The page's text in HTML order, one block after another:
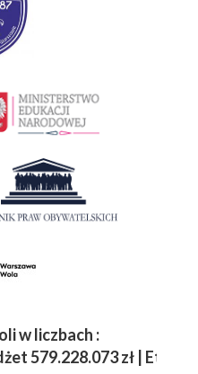
w liczbach :
579.228.073 zł | Etaty 3